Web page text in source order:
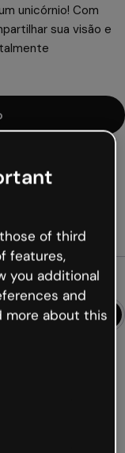
unicórnio! Com
sua visão e
of third
features,
you additional
and
more about this